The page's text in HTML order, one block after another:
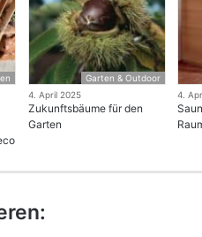
Garten & Outdoor
4. April 2025
Zukunftsbäume für den
Garten
4.